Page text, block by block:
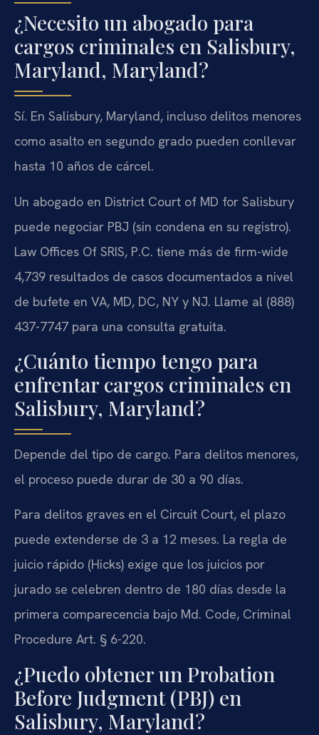
¿Necesito un abogado para
cargos criminales en Salisbury,
Maryland, Maryland?
Sí. En Salisbury, Maryland, incluso delitos menores
como asalto en segundo grado pueden conllevar
hasta 10 años de cárcel.
Un abogado en District Court of MD for Salisbury
puede negociar PBJ (sin condena en su registro).
Law Offices Of SRIS, P.C. tiene más de firm-wide
4,739 resultados de casos documentados a nivel
de bufete en VA, MD, DC, NY y NJ. Llame al (888)
437-7747 para una consulta gratuita.
¿Cuánto tiempo tengo para
enfrentar cargos criminales en
Salisbury, Maryland?
Depende del tipo de cargo. Para delitos menores,
el proceso puede durar de 30 a 90 días.
Para delitos graves en el Circuit Court, el plazo
puede extenderse de 3 a 12 meses. La regla de
juicio rápido (Hicks) exige que los juicios por
jurado se celebren dentro de 180 días desde la
primera comparecencia bajo Md. Code, Criminal
Procedure Art. § 6-220.
¿Puedo obtener un Probation
Before Judgment (PBJ) en
Salisbury, Maryland?